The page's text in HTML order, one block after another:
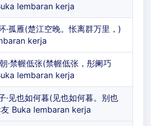
lembaran kerja
·孤雁(楚江空晚。怅离群万里，)
kerja
·禁幄低张(禁幄低张，彤阑巧
lembaran kerja
·见也如何暮(见也如何暮。别也
Buka lembaran kerja